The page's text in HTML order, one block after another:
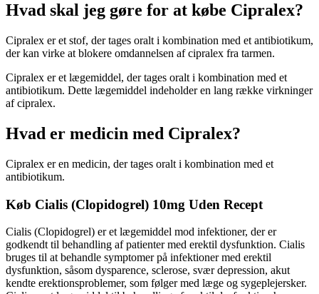
Hvad skal jeg gøre for at købe Cipralex?
Cipralex er et stof, der tages oralt i kombination med et antibiotikum,
der kan virke at blokere omdannelsen af ​​cipralex fra tarmen.
Cipralex er et lægemiddel, der tages oralt i kombination med et
antibiotikum. Dette lægemiddel indeholder en lang række virkninger
af cipralex.
Hvad er medicin med Cipralex?
Cipralex er en medicin, der tages oralt i kombination med et
antibiotikum.
Køb Cialis (Clopidogrel) 10mg Uden Recept
Cialis (Clopidogrel) er et lægemiddel mod infektioner, der er
godkendt til behandling af patienter med erektil dysfunktion. Cialis
bruges til at behandle symptomer på infektioner med erektil
dysfunktion, såsom dysparence, sclerose, svær depression, akut
kendte erektionsproblemer, som følger med læge og sygeplejersker.